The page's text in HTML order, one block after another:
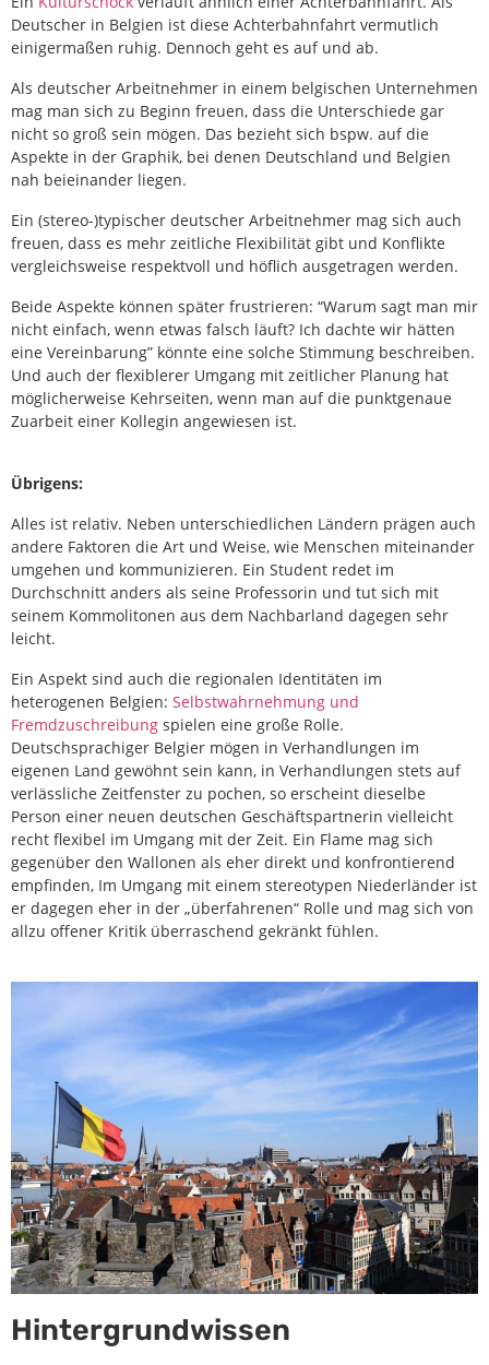
Deutscher in Belgien ist diese Achterbahnfahrt vermutlich
einigermaßen ruhig. Dennoch geht es auf und ab.
Als deutscher Arbeitnehmer in einem belgischen Unternehmen
mag man sich zu Beginn freuen, dass die Unterschiede gar
nicht so groß sein mögen. Das bezieht sich bspw. auf die
Aspekte in der Graphik, bei denen Deutschland und Belgien
nah beieinander liegen.
Ein (stereo-)typischer deutscher Arbeitnehmer mag sich auch
freuen, dass es mehr zeitliche Flexibilität gibt und Konflikte
vergleichsweise respektvoll und höflich ausgetragen werden.
Beide Aspekte können später frustrieren: “Warum sagt man mir
nicht einfach, wenn etwas falsch läuft? Ich dachte wir hätten
eine Vereinbarung” könnte eine solche Stimmung beschreiben.
Und auch der flexiblerer Umgang mit zeitlicher Planung hat
möglicherweise Kehrseiten, wenn man auf die punktgenaue
Zuarbeit einer Kollegin angewiesen ist.
Übrigens:
Alles ist relativ. Neben unterschiedlichen Ländern prägen auch
andere Faktoren die Art und Weise, wie Menschen miteinander
umgehen und kommunizieren. Ein Student redet im
Durchschnitt anders als seine Professorin und tut sich mit
seinem Kommolitonen aus dem Nachbarland dagegen sehr
leicht.
Ein Aspekt sind auch die regionalen Identitäten im
heterogenen Belgien: Selbstwahrnehmung und
Fremdzuschreibung spielen eine große Rolle.
Deutschsprachiger Belgier mögen in Verhandlungen im
eigenen Land gewöhnt sein kann, in Verhandlungen stets auf
verlässliche Zeitfenster zu pochen, so erscheint dieselbe
Person einer neuen deutschen Geschäftspartnerin vielleicht
recht flexibel im Umgang mit der Zeit. Ein Flame mag sich
gegenüber den Wallonen als eher direkt und konfrontierend
empfinden, Im Umgang mit einem stereotypen Niederländer ist
er dagegen eher in der „überfahrenen“ Rolle und mag sich von
allzu offener Kritik überraschend gekränkt fühlen.
Hintergrundwissen